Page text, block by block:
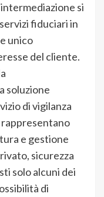
si
fiduciari in
unico
del cliente.
soluzione
di vigilanza
e gestione
sicurezza
solo alcuni dei
di